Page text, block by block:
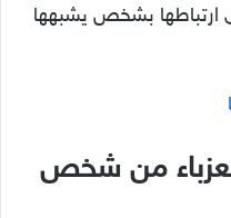
ارتباطها بشخص يشبهها
من شخص